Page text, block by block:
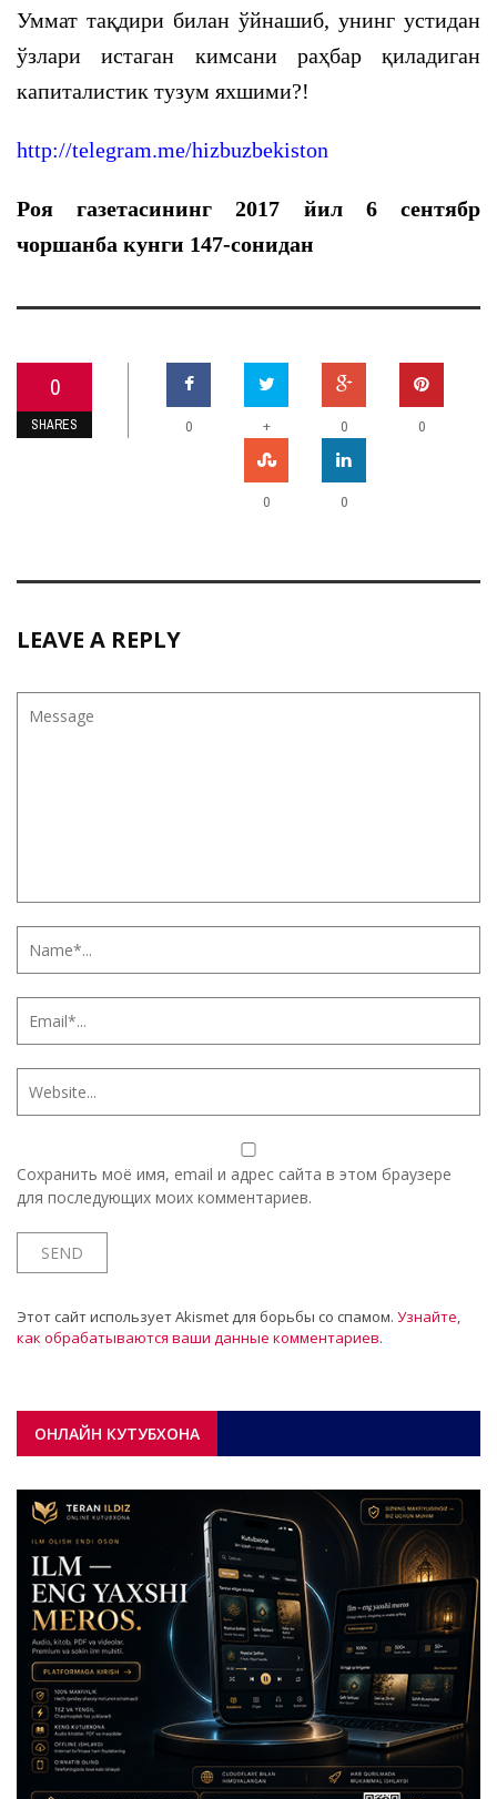
Уммат тақдири билан ўйнашиб, унинг устидан
ўзлари истаган кимсани раҳбар қиладиган
капиталистик тузум яхшими?!
http://telegram.me/hizbuzbekiston
Роя газетасининг 2017 йил 6 сентябр
чоршанба кунги 147-сонидан
0
SHARES 0 + 0 0
0 0
LEAVE A REPLY
Сохранить моё имя, email и адрес сайта в этом браузере
для последующих моих комментариев.
Этот сайт использует Akismet для борьбы со спамом. Узнайте,
как обрабатываются ваши данные комментариев.
ОНЛАЙН КУТУБХОНА